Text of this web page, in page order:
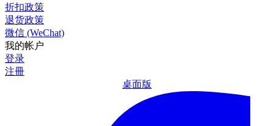
折扣政策
退货政策
微信 (WeChat)
我的帐户
登录
注冊
桌面版